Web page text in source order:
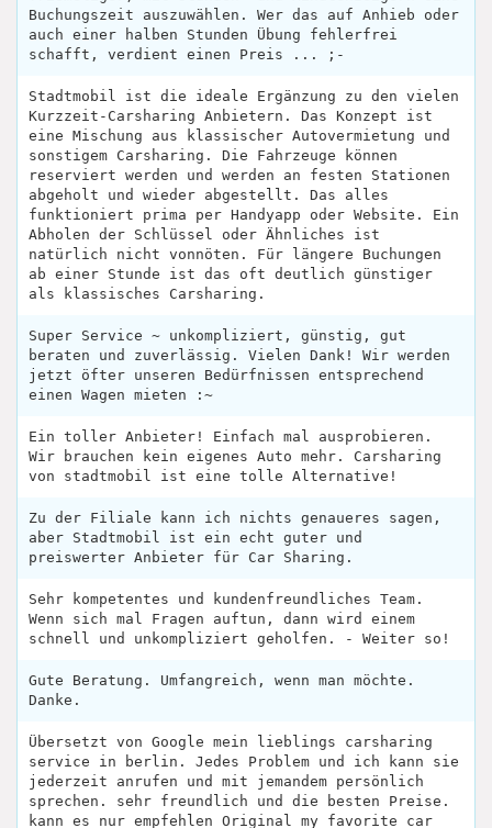
Buchungszeit auszuwählen. Wer das auf Anhieb oder
auch einer halben Stunden Übung fehlerfrei
schafft, verdient einen Preis ... ;-
Stadtmobil ist die ideale Ergänzung zu den vielen
Kurzzeit-Carsharing Anbietern. Das Konzept ist
eine Mischung aus klassischer Autovermietung und
sonstigem Carsharing. Die Fahrzeuge können
reserviert werden und werden an festen Stationen
abgeholt und wieder abgestellt. Das alles
funktioniert prima per Handyapp oder Website. Ein
Abholen der Schlüssel oder Ähnliches ist
natürlich nicht vonnöten. Für längere Buchungen
ab einer Stunde ist das oft deutlich günstiger
als klassisches Carsharing.
Super Service ~ unkompliziert, günstig, gut
beraten und zuverlässig. Vielen Dank! Wir werden
jetzt öfter unseren Bedürfnissen entsprechend
einen Wagen mieten :~
Ein toller Anbieter! Einfach mal ausprobieren.
Wir brauchen kein eigenes Auto mehr. Carsharing
von stadtmobil ist eine tolle Alternative!
Zu der Filiale kann ich nichts genaueres sagen,
aber Stadtmobil ist ein echt guter und
preiswerter Anbieter für Car Sharing.
Sehr kompetentes und kundenfreundliches Team.
Wenn sich mal Fragen auftun, dann wird einem
schnell und unkompliziert geholfen. - Weiter so!
Gute Beratung. Umfangreich, wenn man möchte.
Danke.
Übersetzt von Google mein lieblings carsharing
service in berlin. Jedes Problem und ich kann sie
jederzeit anrufen und mit jemandem persönlich
sprechen. sehr freundlich und die besten Preise.
kann es nur empfehlen Original my favorite car